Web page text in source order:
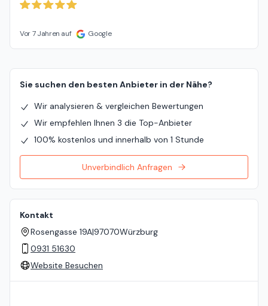
Vor 7 Jahren auf Google
Sie suchen den besten Anbieter in der Nähe?
Wir analysieren & vergleichen Bewertungen
Wir empfehlen Ihnen 3 die Top-Anbieter
100% kostenlos und innerhalb von 1 Stunde
Unverbindlich Anfragen
Kontakt
Rosengasse 19A|97070Würzburg
0931 51630
Website Besuchen